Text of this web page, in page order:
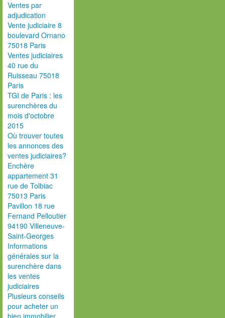
Ventes par
adjudication
Vente judiciaire 8
boulevard Ornano
75018 Paris
Ventes judiciaires
40 rue du
Ruisseau 75018
Paris
TGI de Paris : les
surenchères du
mois d'octobre
2015
Où trouver toutes
les annonces des
ventes judiciaires?
Enchère
appartement 31
rue de Tolbiac
75013 Paris
Pavillon 18 rue
Fernand Pelloutier
94190 Villeneuve-
Saint-Georges
Informations
générales sur la
surenchère dans
les ventes
judiciaires
Plusieurs conseils
pour acheter un
bien immobilier